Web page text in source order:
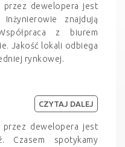
przez dewelopera jest
znajdują
z biurem
Jakość lokali odbiega
rynkowej.
przez dewelopera jest
Czasem spotykamy
CZYTAJ DALEJ